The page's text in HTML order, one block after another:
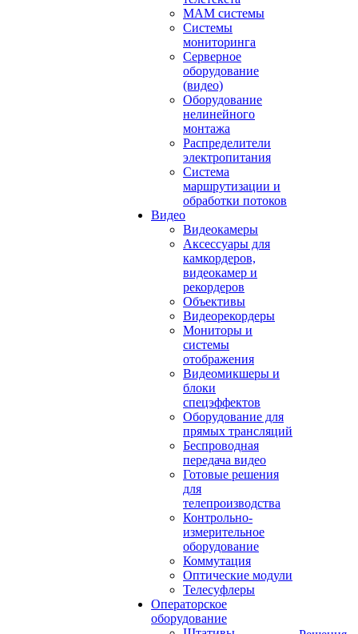
MAM системы
Системы
мониторинга
Серверное
оборудование
(видео)
Оборудование
нелинейного
монтажа
Распределители
электропитания
Система
маршрутизации и
обработки потоков
Видео
Видеокамеры
Аксессуары для
камкордеров,
видеокамер и
рекордеров
Объективы
Видеорекордеры
Мониторы и
системы
отображения
Видеомикшеры и
блоки
спецэффектов
Оборудование для
прямых трансляций
Беспроводная
передача видео
Готовые решения
для
телепроизводства
Контрольно-
измерительное
оборудование
Коммутация
Оптические модули
Телесуфлеры
Операторское
оборудование